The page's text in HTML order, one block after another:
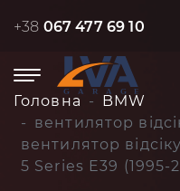
+38 067 477 69 10
Головна
BMW
вентилятор
вентилятор
5 Series E39 (1995-